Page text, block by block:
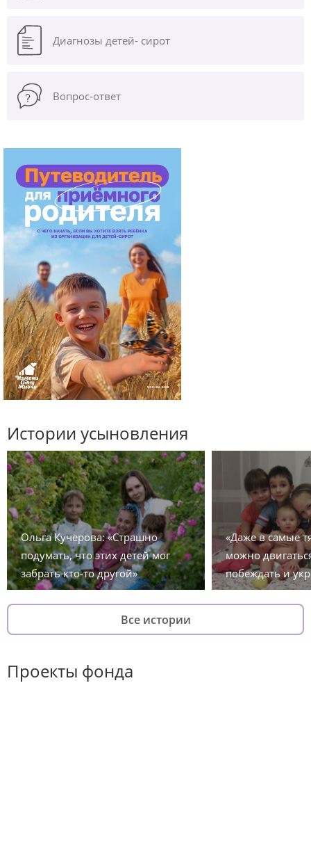
Диагнозы детей- сирот
Вопрос-ответ
Истории усыновления
Ольга Кучерова: «Страшно
подумать, что этих детей мог
забрать кто-то другой»
«Даже в самые
можно
побеждать и
Все истории
Проекты фонда